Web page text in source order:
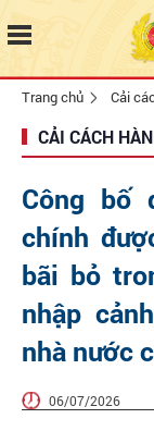
Trang chủ Cải
CẢI CÁCH
Công bố
chính
bãi bỏ
nhập
nhà nước
06/07/2026